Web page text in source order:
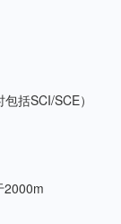
括SCI/SCE）